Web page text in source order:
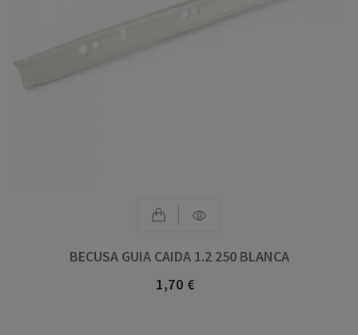
BECUSA GUIA CAIDA 1.2 250 BLANCA
Precio
1,70 €